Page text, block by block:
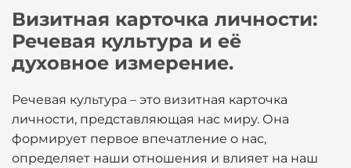
Визитная карточка личности:
Речевая культура и её
духовное измерение.
Речевая культура – это визитная карточка
личности, представляющая нас миру. Она
формирует первое впечатление о нас,
определяет наши отношения и влияет на наш